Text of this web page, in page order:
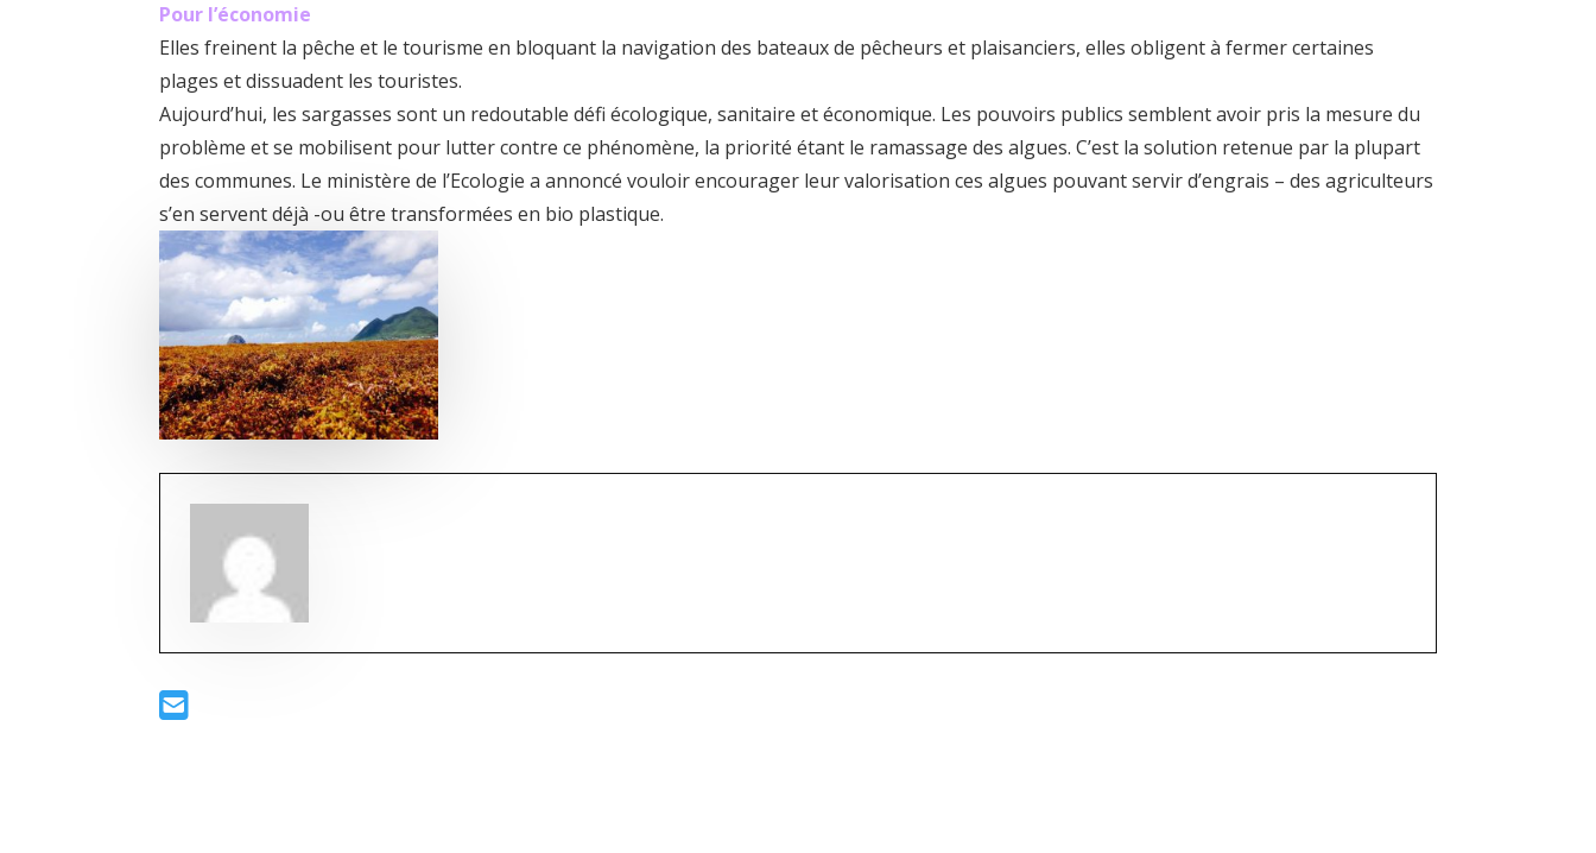
Pour l’économie
Elles freinent la pêche et le tourisme en bloquant la navigation des bateaux de pêcheurs et plaisanciers, elles obligent à fermer certaines
plages et dissuadent les touristes.
Aujourd’hui, les sargasses sont un redoutable défi écologique, sanitaire et économique. Les pouvoirs publics semblent avoir pris la mesure du
problème et se mobilisent pour lutter contre ce phénomène, la priorité étant le ramassage des algues. C’est la solution retenue par la plupart
des communes. Le ministère de l’Ecologie a annoncé vouloir encourager leur valorisation ces algues pouvant servir d’engrais – des agriculteurs
s’en servent déjà -ou être transformées en bio plastique.